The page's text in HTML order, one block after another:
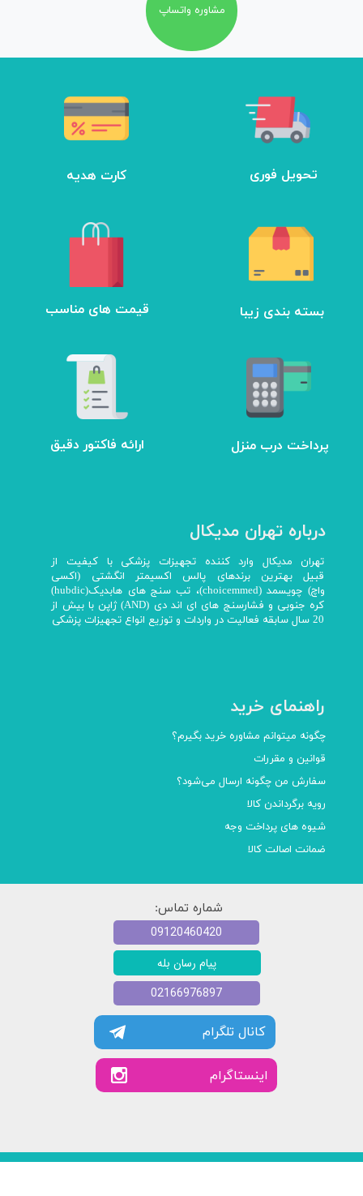
مشاوره واتساپ
تحویل فوری کارت هدیه
​قیمت های مناسب بسته بندی زیبا
ارائه فاکتور دقیق پرداخت درب منزل
درباره تهران مدیکال
تهران مدیکال وارد کننده تجهیزات پزشکی با کیفیت از
قبیل بهترین برندهای پالس اکسیمتر انگشتی (اکسی
واچ) چویسمد (choicemmed)، تب سنج های هابدیک(hubdic)
کره جنوبی و فشارسنج های ای اند دی (AND) ژاپن با بیش از
20 سال سابقه فعالیت در واردات و توزیع انواع تجهیزات پزشکی
راهنمای خرید
چگونه میتوانم مشاوره خرید بگیرم؟
قوانین و مقررات
سفارش من چگونه ارسال می‌شود؟
رویه برگرداندن کالا
شیوه های پرداخت وجه
ضمانت اصالت کالا
شماره تماس:
کانال تلگرام
​​اینستاگرام
پیام رسان بله
09120460420
02166976897